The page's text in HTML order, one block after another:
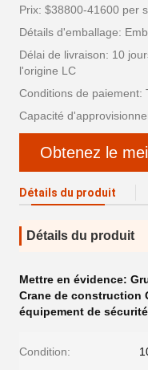
Prix: $38800-41600 per
Détails d'emballage:
Délai de livraison: 10
l'origine LC
Conditions de paiement:
Capacité
Obtenez le
Détails du produit
Détails du produit
Mettre en évidence:
Crane de construction
équipement de
Condition: